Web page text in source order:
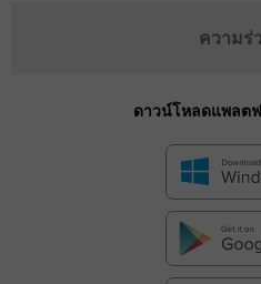
ความร่
ดาวน์โหลดแพลต